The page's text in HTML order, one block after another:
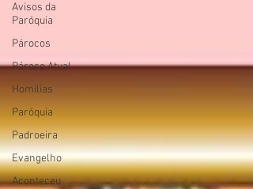
Avisos da
Paróquia
Párocos
Pároco Atual
Homilias
Paróquia
Padroeira
Evangelho
Aconteceu